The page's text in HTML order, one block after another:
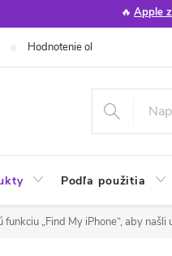
🔥 Apple
Hodnotenie obchodu
Podľa použitia
funkciu „Find My iPhone“, aby